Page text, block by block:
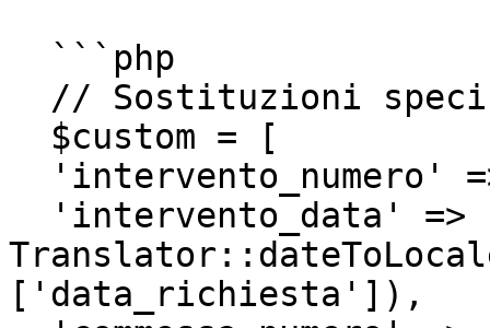
['data_richiesta']),